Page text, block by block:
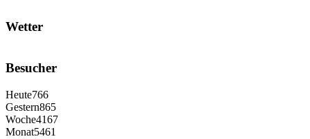
Wetter
Besucher
Heute766
Gestern865
Woche4167
Monat5461